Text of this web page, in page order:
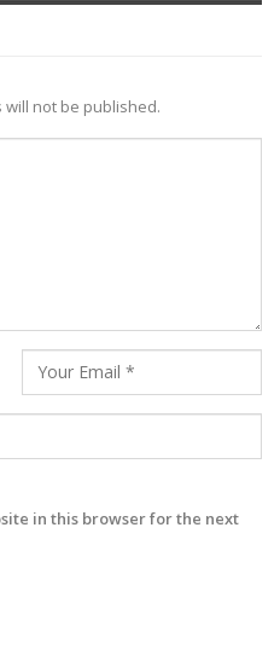
not be published.
in this browser for the next